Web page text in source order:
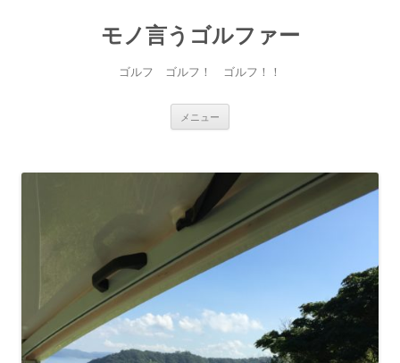
モノ言うゴルファー
ゴルフ ゴルフ！ ゴルフ！！
メニュー
へ
ス
キ
プ